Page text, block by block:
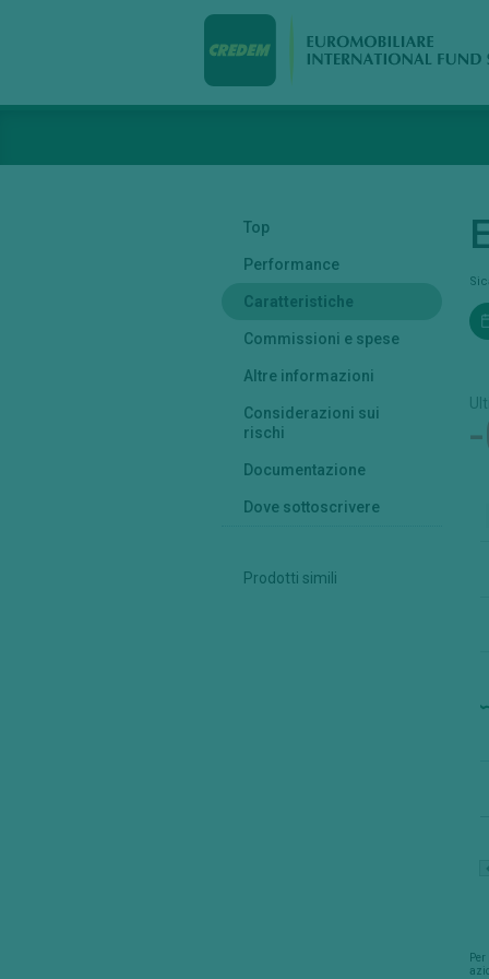
Top
Performance
Caratteristiche
Commissioni e spese
Altre informazioni
Considerazioni sui
rischi
Documentazione
Dove sottoscrivere
Prodotti simili